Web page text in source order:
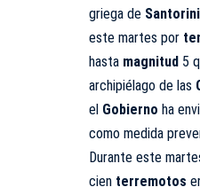
griega de Santorini
este martes por
hasta magnitud 5
archipiélago de las
el Gobierno ha
como medida
Durante este
cien terremotos